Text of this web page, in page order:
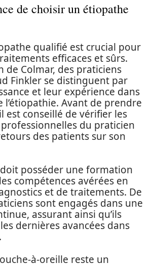
de choisir un étiopathe
qualifié est crucial pour
efficaces et sûrs.
de Colmar, des praticiens
Finkler se distinguent par
et leur expérience dans
l’étiopathie. Avant de prendre
est conseillé de vérifier les
du praticien
des patients sur son
posséder une formation
compétences avérées en
et de traitements. De
sont engagés dans une
assurant ainsi qu’ils
dernières avancées dans
à-oreille reste un